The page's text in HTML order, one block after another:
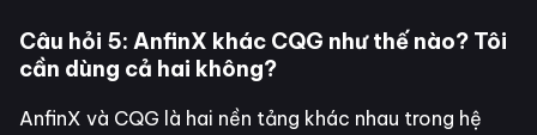
Câu hỏi 5: AnfinX khác CQG như thế nào? Tôi
cần dùng cả hai không?
AnfinX và CQG là hai nền tảng khác nhau trong hệ